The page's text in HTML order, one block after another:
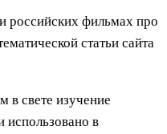
российских фильмах про
статьи сайта
в свете изучение
использовано в